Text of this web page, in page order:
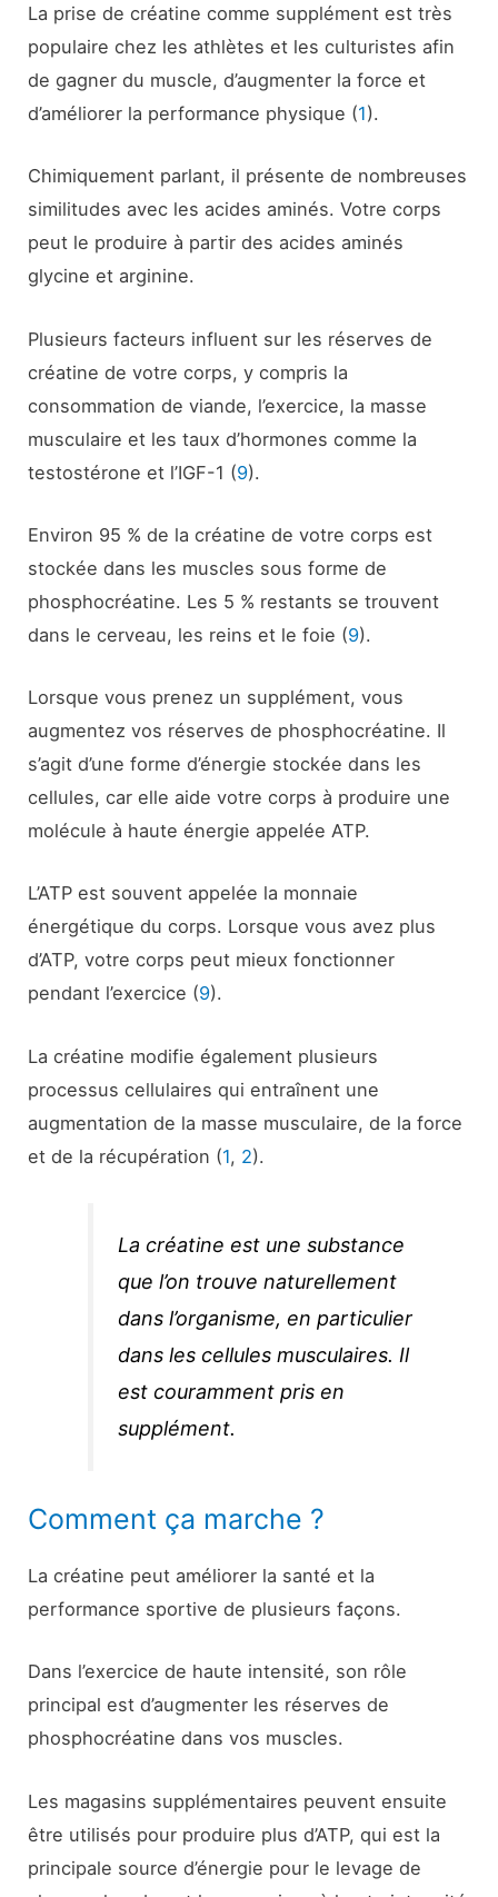
La prise de créatine comme supplément est très
populaire chez les athlètes et les culturistes afin
de gagner du muscle, d’augmenter la force et
d’améliorer la performance physique (1).
Chimiquement parlant, il présente de nombreuses
similitudes avec les acides aminés. Votre corps
peut le produire à partir des acides aminés
glycine et arginine.
Plusieurs facteurs influent sur les réserves de
créatine de votre corps, y compris la
consommation de viande, l’exercice, la masse
musculaire et les taux d’hormones comme la
testostérone et l’IGF-1 (9).
Environ 95 % de la créatine de votre corps est
stockée dans les muscles sous forme de
phosphocréatine. Les 5 % restants se trouvent
dans le cerveau, les reins et le foie (9).
Lorsque vous prenez un supplément, vous
augmentez vos réserves de phosphocréatine. Il
s’agit d’une forme d’énergie stockée dans les
cellules, car elle aide votre corps à produire une
molécule à haute énergie appelée ATP.
L’ATP est souvent appelée la monnaie
énergétique du corps. Lorsque vous avez plus
d’ATP, votre corps peut mieux fonctionner
pendant l’exercice (9).
La créatine modifie également plusieurs
processus cellulaires qui entraînent une
augmentation de la masse musculaire, de la force
et de la récupération (1, 2).
La créatine est une substance
que l’on trouve naturellement
dans l’organisme, en particulier
dans les cellules musculaires. Il
est couramment pris en
supplément.
Comment ça marche ?
La créatine peut améliorer la santé et la
performance sportive de plusieurs façons.
Dans l’exercice de haute intensité, son rôle
principal est d’augmenter les réserves de
phosphocréatine dans vos muscles.
Les magasins supplémentaires peuvent ensuite
être utilisés pour produire plus d’ATP, qui est la
principale source d’énergie pour le levage de